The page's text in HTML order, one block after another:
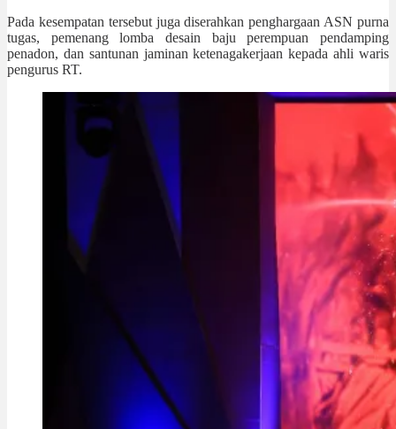
Pada kesempatan tersebut juga diserahkan penghargaan ASN purna
tugas, pemenang lomba desain baju perempuan pendamping
penadon, dan santunan jaminan ketenagakerjaan kepada ahli waris
pengurus RT.